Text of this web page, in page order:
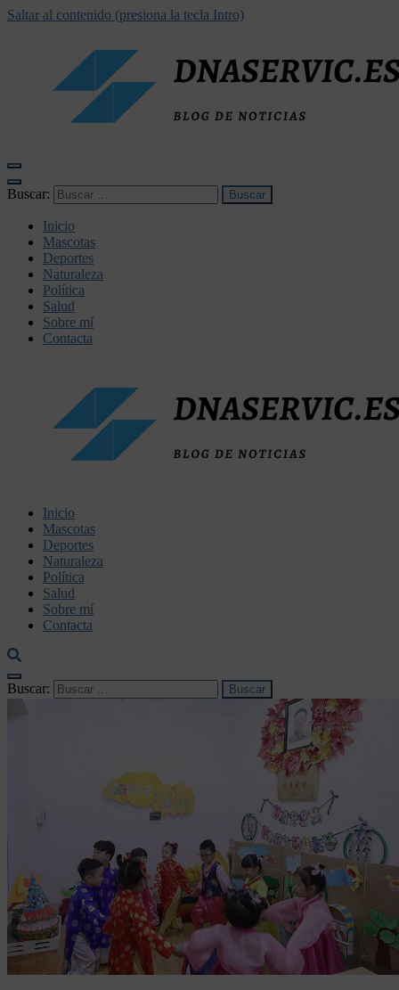
Saltar al contenido (presiona la tecla Intro)
Buscar:
Inicio
Mascotas
Deportes
Naturaleza
Política
Salud
Sobre mí
Contacta
dnaservic.es
Inicio
Mascotas
Deportes
Naturaleza
Política
Salud
Sobre mí
Contacta
Buscar: